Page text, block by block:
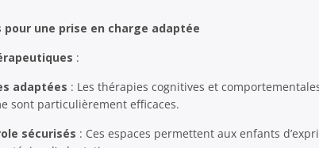
une prise en charge adaptée
:
adaptées : Les thérapies cognitives et
sont particulièrement efficaces.
sécurisés : Ces espaces permettent aux enfants